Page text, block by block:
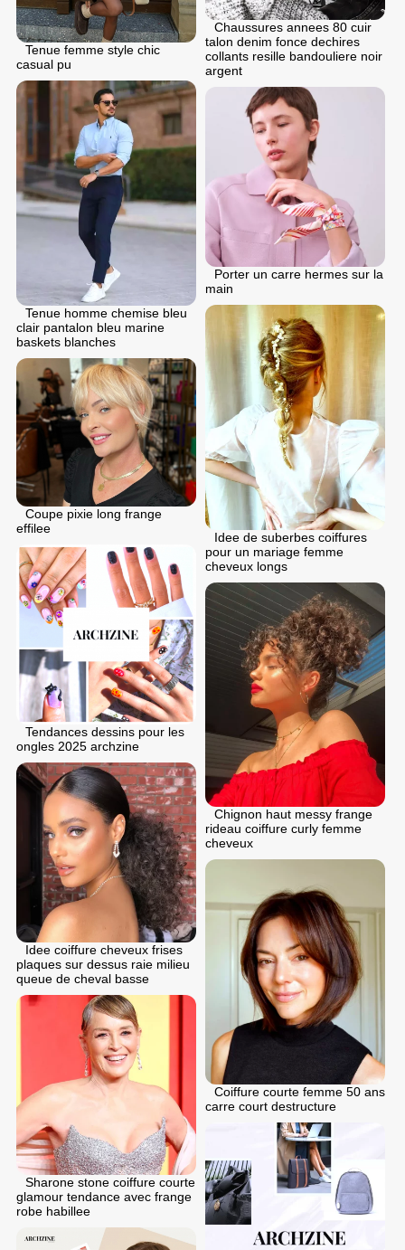
Chaussures annees 80 cuir
talon denim fonce dechires
collants resille bandouliere noir
argent
Tenue femme style chic
casual pu
Tenue homme chemise bleu
clair pantalon bleu marine
baskets blanches
Porter un carre hermes sur la
main
Idee de suberbes coiffures
pour un mariage femme
cheveux longs
Coupe pixie long frange
effilee
Tendances dessins pour les
ongles 2025 archzine
Chignon haut messy frange
rideau coiffure curly femme
cheveux
Idee coiffure cheveux frises
plaques sur dessus raie milieu
queue de cheval basse
Coiffure courte femme 50 ans
carre court destructure
Sharone stone coiffure courte
glamour tendance avec frange
robe habillee